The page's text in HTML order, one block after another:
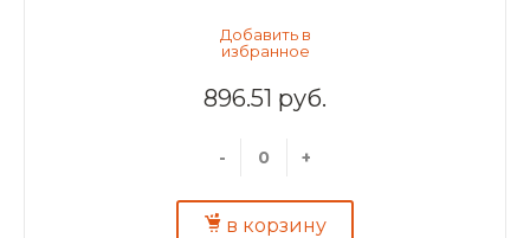
896.51 руб.
- +
в корзину